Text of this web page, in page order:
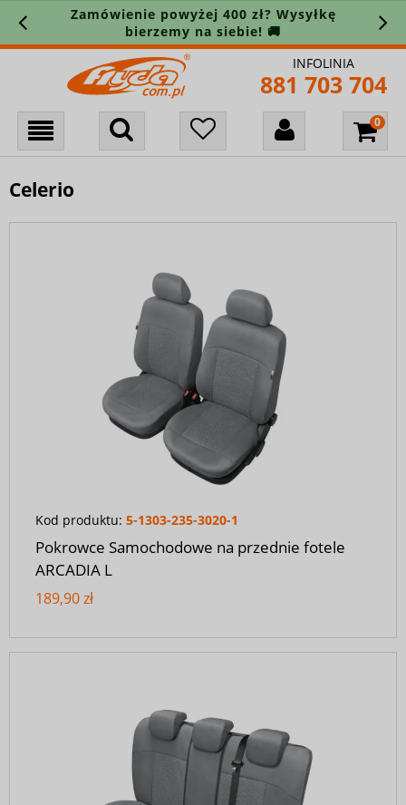
Zamówienie powyżej 400 zł? Wysyłkę
bierzemy na siebie! 🚚
INFOLINIA
881 703 704
Celerio
Kod produktu: 5-1303-235-3020-1
Pokrowce Samochodowe na przednie fotele
ARCADIA L
189,90 zł